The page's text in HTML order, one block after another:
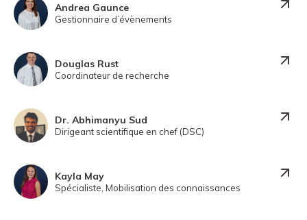
Andrea Gaunce
Gestionnaire d’évènements
Douglas Rust
Coordinateur de recherche
Dr. Abhimanyu Sud
Dirigeant scientifique en chef (DSC)
Kayla May
Spécialiste, Mobilisation des connaissances